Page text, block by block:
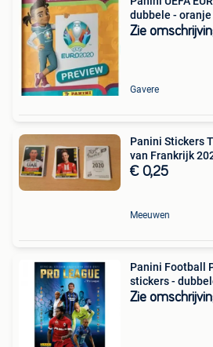
dubbele -
Zie
Gavere
Panini Stickers
van Frankrijk
€ 0,25
Meeuwen
Panini Football
stickers -
Zie